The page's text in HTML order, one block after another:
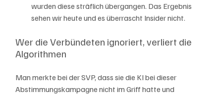
wurden diese sträflich übergangen. Das Ergebnis
sehen wir heute und es überrascht Insider nicht.
Wer die Verbündeten ignoriert, verliert die
Algorithmen
Man merkte bei der SVP, dass sie die KI bei dieser
Abstimmungskampagne nicht im Griff hatte und